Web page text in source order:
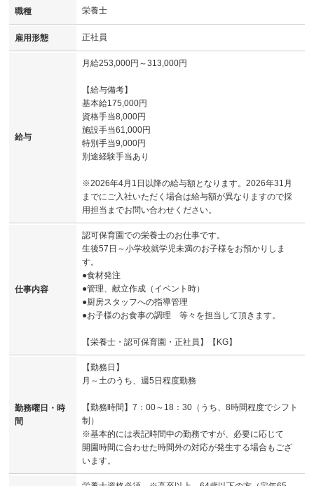
職種 栄養士
雇用形態 正社員
給与
月給253,000円～313,000円
【給与備考】
基本給175,000円
資格手当8,000円
施設手当61,000円
特別手当9,000円
別途経験手当あり
※2026年4月1日以降の給与額となります。2026年31月
までにご入社いただく場合は給与額が異なりますので採
用担当までお問い合わせください。
仕事内容
認可保育園での栄養士のお仕事です。
生後57日～小学校就学児未満のお子様をお預かりしま
す。
●食材発注
●管理、献立作成（イベント時）
●厨房スタッフへの指導管理
●お子様のお食事の調理 等々を担当して頂きます。
【栄養士・認可保育園・正社員】【KG】
勤務曜日・時
間
【勤務日】
月～土のうち、週5日程度勤務
【勤務時間】7：00～18：30（うち、8時間程度でシフト
制）
※基本的には表記時間中の勤務ですが、必要に応じて
開園時間に合わせた時間外の対応が発生する場合もござ
います。